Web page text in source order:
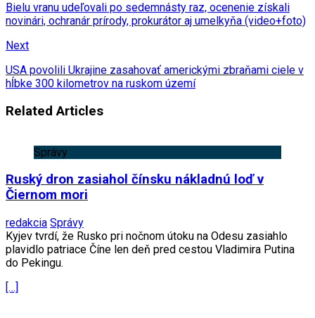
Bielu vranu udeľovali po sedemnásty raz, ocenenie získali
novinári, ochranár prírody, prokurátor aj umelkyňa (video+foto)
Next
USA povolili Ukrajine zasahovať americkými zbraňami ciele v
hĺbke 300 kilometrov na ruskom území
Related Articles
Správy
Ruský dron zasiahol čínsku nákladnú loď v
Čiernom mori
redakcia Správy
Kyjev tvrdí, že Rusko pri nočnom útoku na Odesu zasiahlo
plavidlo patriace Číne len deň pred cestou Vladimira Putina
do Pekingu.
[…]